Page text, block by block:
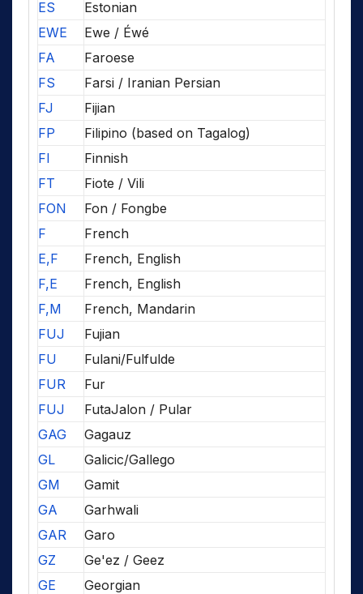
ES
Estonian
EWE
Ewe / Éwé
FA
Faroese
FS
Farsi / Iranian Persian
FJ
Fijian
FP
Filipino (based on Tagalog)
FI
Finnish
FT
Fiote / Vili
FON
Fon / Fongbe
F
French
E,F
French, English
F,E
French, English
F,M
French, Mandarin
FUJ
Fujian
FU
Fulani/Fulfulde
FUR
Fur
FUJ
FutaJalon / Pular
GAG
Gagauz
GL
Galicic/Gallego
GM
Gamit
GA
Garhwali
GAR
Garo
GZ
Ge'ez / Geez
GE
Georgian